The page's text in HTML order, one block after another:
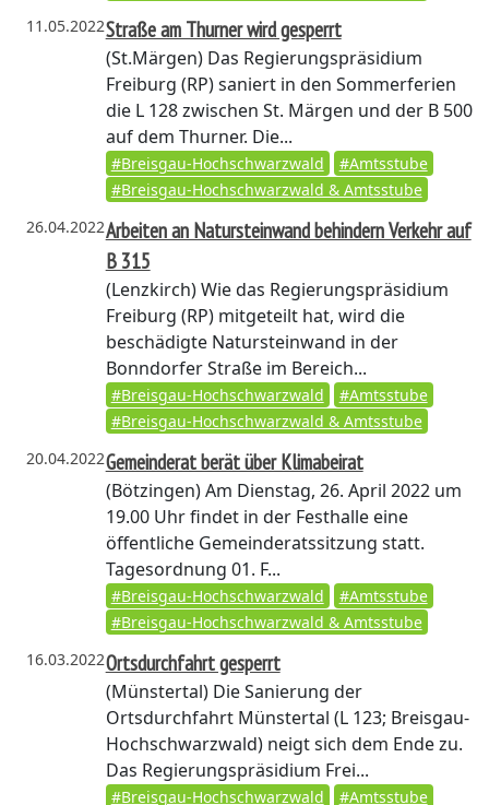
11.05.2022Straße am Thurner wird gesperrt
(St.Märgen)Das Regierungspräsidium
Freiburg (RP) saniert in den Sommerferien
die L 128 zwischen St. Märgen und der B 500
auf dem Thurner. Die...
#Breisgau-Hochschwarzwald
#Amtsstube
#Breisgau-Hochschwarzwald & Amtsstube
26.04.2022Arbeiten an Natursteinwand behindern Verkehr auf
B 315
(Lenzkirch)Wie das Regierungspräsidium
Freiburg (RP) mitgeteilt hat, wird die
beschädigte Natursteinwand in der
Bonndorfer Straße im Bereich...
#Breisgau-Hochschwarzwald
#Amtsstube
#Breisgau-Hochschwarzwald & Amtsstube
20.04.2022Gemeinderat berät über Klimabeirat
(Bötzingen)Am Dienstag, 26. April 2022 um
19.00 Uhr findet in der Festhalle eine
öffentliche Gemeinderatssitzung statt.
Tagesordnung 01. F...
#Breisgau-Hochschwarzwald
#Amtsstube
#Breisgau-Hochschwarzwald & Amtsstube
16.03.2022Ortsdurchfahrt gesperrt
(Münstertal)Die Sanierung der
Ortsdurchfahrt Münstertal (L 123; Breisgau-
Hochschwarzwald) neigt sich dem Ende zu.
Das Regierungspräsidium Frei...
#Breisgau-Hochschwarzwald
#Amtsstube